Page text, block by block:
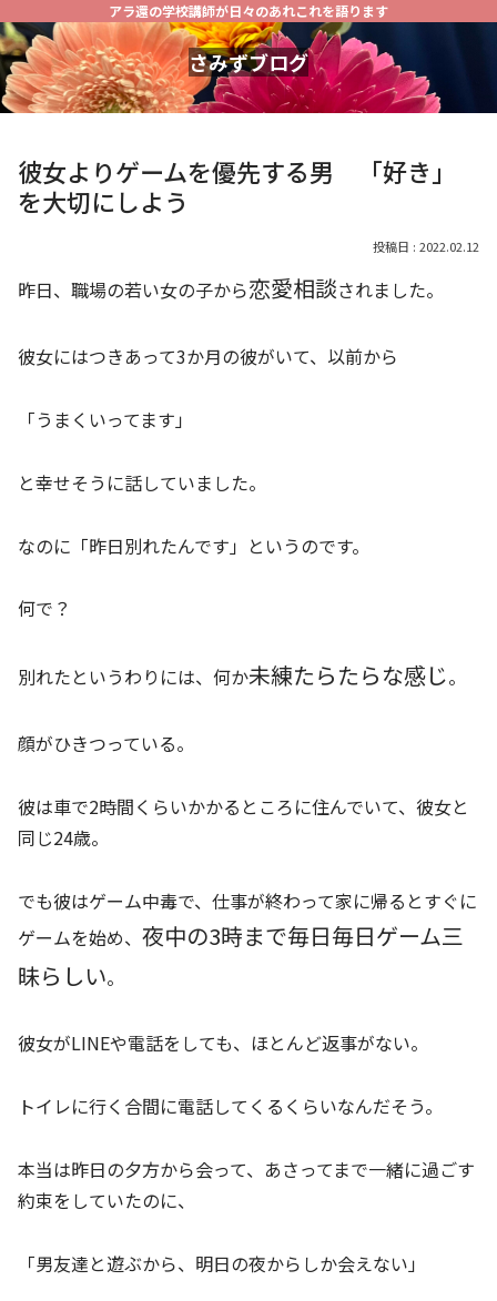
アラ還の学校講師が日々のあれこれを語ります
さみずブログ
彼女よりゲームを優先する男 「好き」
を大切にしよう
2022.02.12
昨日、職場の若い女の子から恋愛相談されました。
彼女にはつきあって3か月の彼がいて、以前から
「うまくいってます」
と幸せそうに話していました。
なのに「昨日別れたんです」というのです。
何で？
別れたというわりには、何か未練たらたらな感じ。
顔がひきつっている。
彼は車で2時間くらいかかるところに住んでいて、彼女と
同じ24歳。
でも彼はゲーム中毒で、仕事が終わって家に帰るとすぐに
ゲームを始め、 夜中の3時まで毎日毎日ゲーム三
昧らしい。
彼女がLINEや電話をしても、ほとんど返事がない。
トイレに行く合間に電話してくるくらいなんだそう。
本当は昨日の夕方から会って、あさってまで一緒に過ごす
約束をしていたのに、
「男友達と遊ぶから、明日の夜からしか会えない」